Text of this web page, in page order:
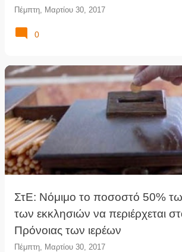
Πέμπτη, Μαρτίου 30, 2017
0
ΣτΕ: Νόμιμο το ποσοστό 50%
των εκκλησιών να περιέρχεται
Πρόνοιας των ιερέων
Πέμπτη, Μαρτίου 30, 2017